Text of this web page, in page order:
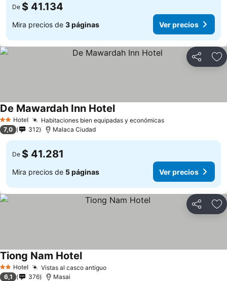
De $ 41.134
Mira precios de 3 páginas Ver precios
Compartir
2 Estrellas
Hotel Habitaciones bien equipadas y económicas
De Mawardah Inn Hotel
7,0 312 Malaca Ciudad
De $ 41.281
Mira precios de 5 páginas Ver precios
Compartir
2 Estrellas
Hotel Vistas al casco antiguo
Tiong Nam Hotel
6,1 376 Masai